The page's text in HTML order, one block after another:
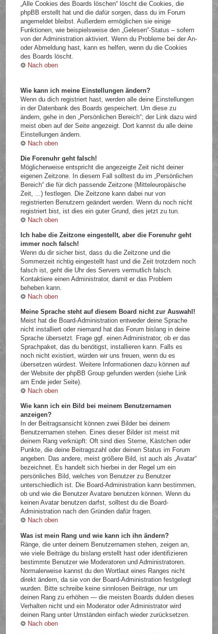
„Alle Cookies des Boards löschen“ löscht die Cookies, die
phpBB erstellt hat und die dafür sorgen, dass du im Forum
angemeldet bleibst. Außerdem ermöglichen sie einige
Funktionen, wie beispielsweise den „Gelesen“-Status – sofern
von der Administration aktiviert. Wenn du Probleme bei der An-
oder Abmeldung hast, kann es helfen, wenn du die Cookies
des Boards löscht.
Nach oben
Wie kann ich meine Einstellungen ändern?
Wenn du dich registriert hast, werden alle deine Einstellungen
in der Datenbank des Boards gespeichert. Um diese zu
ändern, gehe in den „Persönlichen Bereich“; der Link dazu wird
meist oben auf der Seite angezeigt. Dort kannst du alle deine
Einstellungen ändern.
Nach oben
Die Forenuhr geht falsch!
Möglicherweise entspricht die angezeigte Zeit nicht deiner
eigenen Zeitzone. In diesem Fall solltest du im „Persönlichen
Bereich“ die für dich passende Zeitzone (Mitteleuropäische
Zeit, ...) festlegen. Die Zeitzone kann dabei nur von
registrierten Benutzern geändert werden. Wenn du noch nicht
registriert bist, ist dies ein guter Grund, dies jetzt zu tun.
Nach oben
Ich habe die Zeitzone eingestellt, aber die Forenuhr geht
immer noch falsch!
Wenn du dir sicher bist, dass du die Zeitzone und die
Sommerzeit richtig eingestellt hast und die Zeit trotzdem noch
falsch ist, geht die Uhr des Servers vermutlich falsch.
Kontaktiere einen Administrator, damit er das Problem
beheben kann.
Nach oben
Meine Sprache steht auf diesem Board nicht zur Auswahl!
Meist hat die Board-Administration entweder deine Sprache
nicht installiert oder niemand hat das Forum bislang in deine
Sprache übersetzt. Frage ggf. einen Administrator, ob er das
Sprachpaket, das du benötigst, installieren kann. Falls es
noch nicht existiert, würden wir uns freuen, wenn du es
übersetzen würdest. Weitere Informationen dazu können auf
der Website der phpBB Group gefunden werden (siehe Link
am Ende jeder Seite).
Nach oben
Wie kann ich ein Bild bei meinem Benutzernamen
anzeigen?
In der Beitragsansicht können zwei Bilder bei deinem
Benutzernamen stehen. Eines dieser Bilder ist meist mit
deinem Rang verknüpft: Oft sind dies Sterne, Kästchen oder
Punkte, die deine Beitragszahl oder deinen Status im Forum
angeben. Das andere, meist größere Bild, ist auch als „Avatar“
bezeichnet. Es handelt sich hierbei in der Regel um ein
persönliches Bild, welches von Benutzer zu Benutzer
unterschiedlich ist. Die Board-Administration kann bestimmen,
ob und wie die Benutzer Avatare benutzen können. Wenn du
keinen Avatar benutzen darfst, solltest du die Board-
Administration nach den Gründen dafür fragen.
Nach oben
Was ist mein Rang und wie kann ich ihn ändern?
Ränge, die unter deinem Benutzernamen stehen, zeigen an,
wie viele Beiträge du bislang erstellt hast oder identifizieren
bestimmte Benutzer wie Moderatoren und Administratoren.
Normalerweise kannst du den Wortlaut eines Ranges nicht
direkt ändern, da sie von der Board-Administration festgelegt
wurden. Bitte schreibe keine sinnlosen Beiträge, nur um
deinen Rang zu erhöhen — die meisten Boards dulden dieses
Verhalten nicht und ein Moderator oder Administrator wird
deinen Rang unter Umständen einfach wieder zurücksetzen.
Nach oben